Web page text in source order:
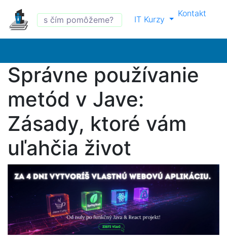
IT Kurzy
Kontakt
Správne používanie
metód v Jave:
Zásady, ktoré vám
uľahčia život